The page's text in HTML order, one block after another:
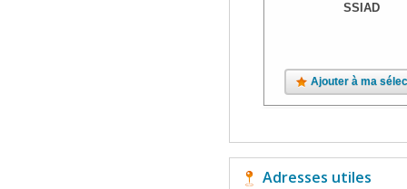
SSIAD
Ajouter à ma
Adresses utiles